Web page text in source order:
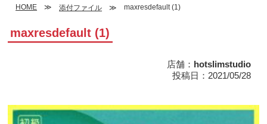
HOME 添付ファイル maxresdefault (1)
maxresdefault (1)
店舗： hotslimstudio
投稿日：2021/05/28